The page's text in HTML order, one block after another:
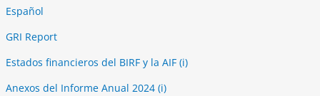
Español
GRI Report
Estados financieros del BIRF y la AIF (i)
Anexos del Informe Anual 2024 (i)